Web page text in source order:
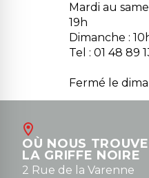
Mardi au
19h
Dimanche :
Tel : 01 48 89
Fermé le
Août
contact@la-
0148836747
OÙ NOUS
LA GRIFFE NOIRE
2 Rue de la Varenne